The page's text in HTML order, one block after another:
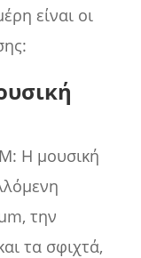
είναι οι
Η μουσική
την
τα σφιχτά,